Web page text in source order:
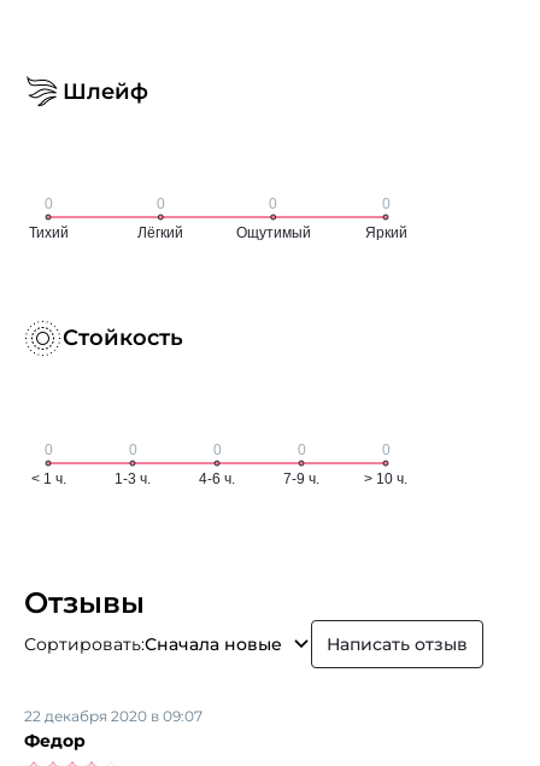
Шлейф
Стойкость
Отзывы
Сортировать:Сначала новые Написать отзыв
Федор
22 декабря 2020 в 09:07